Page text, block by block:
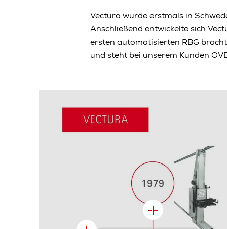
Vectura wurde erstmals in
Anschließend entwickelte sich
ersten automatisierten RBG
und steht bei unserem Kunden